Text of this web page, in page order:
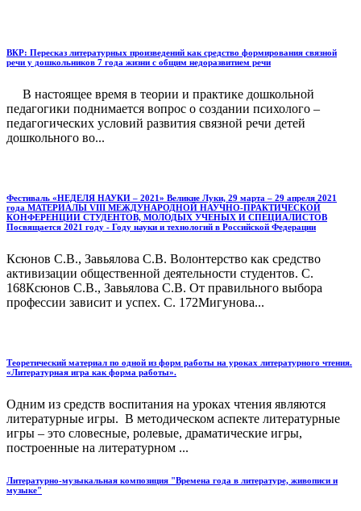
ВКР: Пересказ литературных произведений как средство формирования связной
речи у дошкольников 7 года жизни с общим недоразвитием речи
В настоящее время в теории и практике дошкольной
педагогики поднимается вопрос о создании психолого –
педагогических условий развития связной речи детей
дошкольного во...
Фестиваль «НЕДЕЛЯ НАУКИ – 2021» Великие Луки, 29 марта – 29 апреля 2021
года МАТЕРИАЛЫ VIII МЕЖДУНАРОДНОЙ НАУЧНО-ПРАКТИЧЕСКОЙ
КОНФЕРЕНЦИИ СТУДЕНТОВ, МОЛОДЫХ УЧЕНЫХ И СПЕЦИАЛИСТОВ
Посвящается 2021 году - Году науки и технологий в Российской Федерации
Ксюнов С.В., Завьялова С.В. Волонтерство как средство
активизации общественной деятельности студентов. С.
168Ксюнов С.В., Завьялова С.В. От правильного выбора
профессии зависит и успех. С. 172Мигунова...
Теоретический материал по одной из форм работы на уроках литературного чтения.
«Литературная игра как форма работы».
Одним из средств воспитания на уроках чтения являются
литературные игры. В методическом аспекте литературные
игры – это словесные, ролевые, драматические игры,
построенные на литературном ...
Литературно-музыкальная композиция "Времена года в литературе, живописи и
музыке"